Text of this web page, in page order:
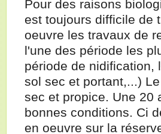
Pour des raisons
est toujours difficile de
oeuvre les travaux de
l'une des période les
période de nidification,
sol sec et portant,...)
sec et propice. Une 20
bonnes conditions. Ci
en oeuvre sur la